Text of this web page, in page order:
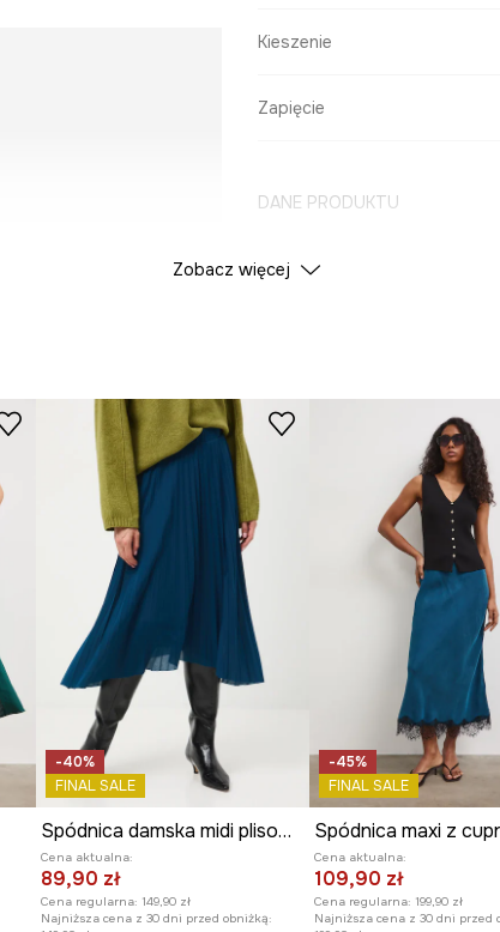
Kieszenie
Zapięcie
DANE PRODUKTU
Kolor
Producent
Zobacz więcej
-40%
FINAL SALE
Spódnica damska midi plisowana
Cena aktualna:
89,90 zł
Cena regularna: 149,90 zł
Najniższa cena z 30 dni przed obniżką:
-45%
FINAL SALE
Spódnica maxi z
Cena aktualna:
109,90 zł
Cena regularna: 199,90 zł
Najniższa cena z 30 dni przed